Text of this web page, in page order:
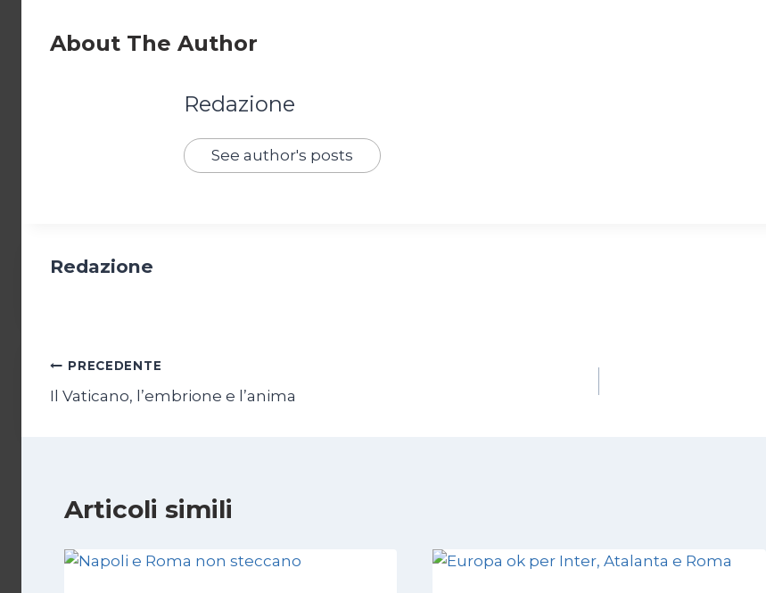
About The Author
Redazione
See author's posts
Redazione
Navigazione
articoli
PRECEDENTE
Il Vaticano, l’embrione e l’anima
Articoli simili